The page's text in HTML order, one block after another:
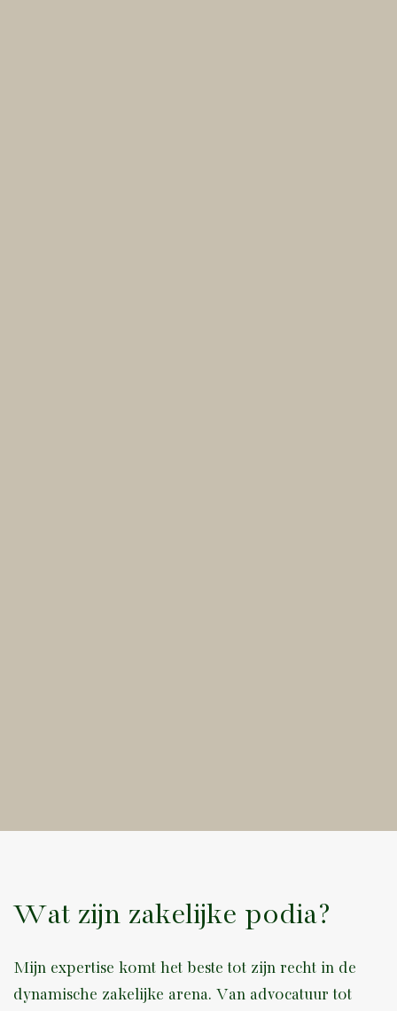
Wat zijn zakelijke podia?
Mijn expertise komt het beste tot zijn recht in de
dynamische zakelijke arena. Van advocatuur tot